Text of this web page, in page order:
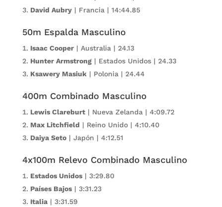
David Aubry| Francia | 14:44.85
50m Espalda Masculino
Isaac Cooper| Australia | 24.13
Hunter Armstrong| Estados Unidos | 24.33
Ksawery Masiuk| Polonia | 24.44
400m Combinado Masculino
Lewis Clareburt| Nueva Zelanda | 4:09.72
Max Litchfield | Reino Unido | 4:10.40
Daiya Seto| Japón | 4:12.51
4x100m Relevo Combinado Masculino
Estados Unidos| 3:29.80
Países Bajos| 3:31.23
Italia| 3:31.59